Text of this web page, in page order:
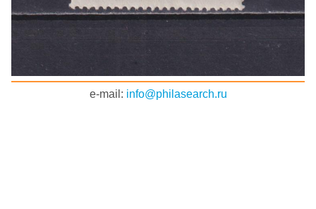
e-mail: info@philasearch.ru